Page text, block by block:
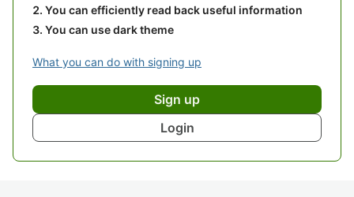
You can efficiently read back useful information
You can use dark theme
What you can do with signing up
Sign up
Login